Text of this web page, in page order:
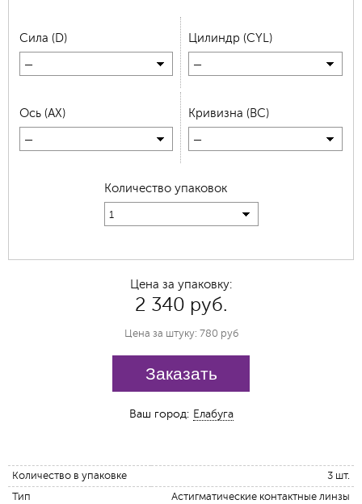
Сила (D)
—
Цилиндр (CYL)
—
Ось (AX)
—
Кривизна (BC)
—
Количество упаковок
1
Цена за упаковку:
2 340 руб.
Цена за штуку: 780 руб
Заказать
Ваш город: Елабуга
Количество в упаковке
3 шт.
Тип
Астигматические контактные линзы